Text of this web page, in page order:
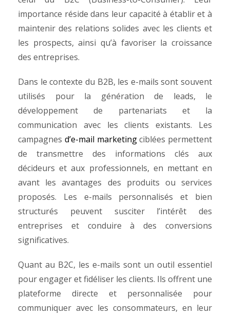
importance réside dans leur capacité à établir et à
maintenir des relations solides avec les clients et
les prospects, ainsi qu’à favoriser la croissance
des entreprises.
Dans le contexte du B2B, les e-mails sont souvent
utilisés pour la génération de leads, le
développement de partenariats et la
communication avec les clients existants. Les
campagnes d’e-mail marketingciblées permettent
de transmettre des informations clés aux
décideurs et aux professionnels, en mettant en
avant les avantages des produits ou services
proposés. Les e-mails personnalisés et bien
structurés peuvent susciter l’intérêt des
entreprises et conduire à des conversions
significatives.
Quant au B2C, les e-mails sont un outil essentiel
pour engager et fidéliser les clients. Ils offrent une
plateforme directe et personnalisée pour
communiquer avec les consommateurs, en leur